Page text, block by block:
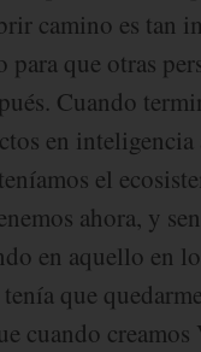
camino es tan
que otras
Cuando
en
el
ahora, y
en aquello en
que
cuando